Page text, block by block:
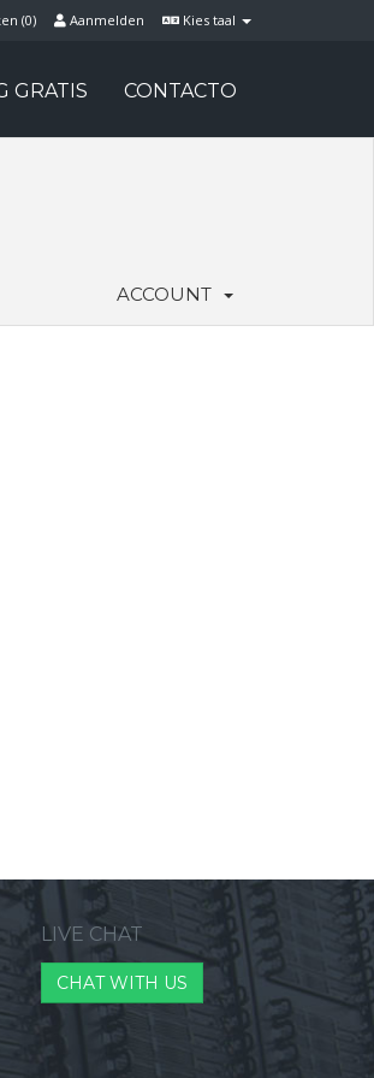
Kies taal
Aanmelden
(0)
GRATIS CONTACTO
ACCOUNT
LIVE CHAT
CHAT WITH US